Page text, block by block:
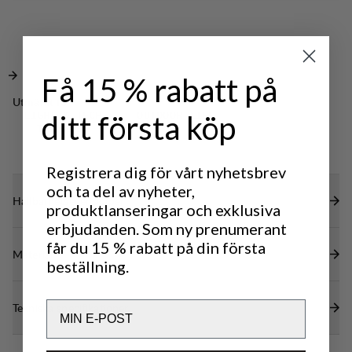
Utmärkt för
LIGHT & TECH
TREKKING
OUTDOOR LIFE
Hållbarhetsegenskaper
Material
Tekniska specifikationer
Få 15 % rabatt på
ditt första köp
Registrera dig för vårt nyhetsbrev
och ta del av nyheter,
produktlanseringar och exklusiva
erbjudanden. Som ny prenumerant
får du 15 % rabatt på din första
beställning.